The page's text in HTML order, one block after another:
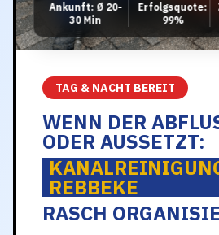
Ankunft: Ø 20-
30 Min
Erfolgsquote:
99%
TAG & NACHT BEREIT
WENN DER
ODER AUSSETZT:
REBBEKE
RASCH